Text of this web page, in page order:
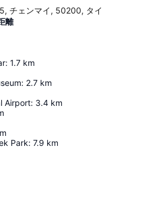
チェンマイ, 50200, タイ
離
: 1.7 km
: 2.7 km
Airport: 3.4 km
Park: 7.9 km